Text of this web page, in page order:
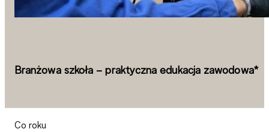
Branżowa szkoła – praktyczna edukacja zawodowa*
Co roku